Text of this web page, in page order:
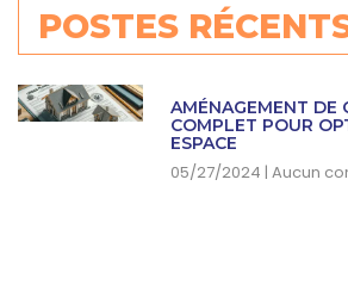
POSTES
AMÉNAGEMENT DE
COMPLET POUR
ESPACE
05/27/2024 Aucun